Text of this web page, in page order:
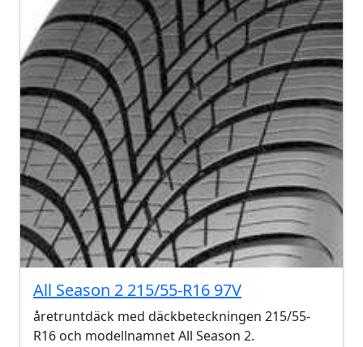
All Season 2 215/55-R16 97V
åretruntdäck med däckbeteckningen 215/55-
R16 och modellnamnet All Season 2.